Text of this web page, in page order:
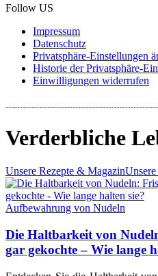
Follow US
Impressum
Datenschutz
Privatsphäre-Einstellungen
Historie der Privatsphäre-
Einwilligungen widerrufen
Verderbliche
Unsere Rezepte & Magazin
Aufbewahrung von Nudeln
Die Haltbarkeit von
gar gekochte – Wie lange